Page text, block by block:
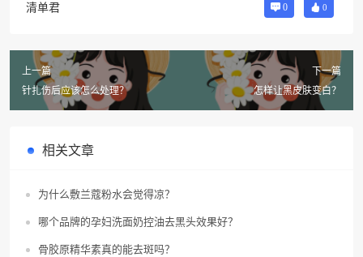
清单君 0 0
上一篇
针扎伤后应该怎么处理？
下一篇
怎样让黑皮肤变白？
相关文章
为什么敷兰蔻粉水会觉得凉？
哪个品牌的孕妇洗面奶控油去黑头效果好？
骨胶原精华素真的能去斑吗？